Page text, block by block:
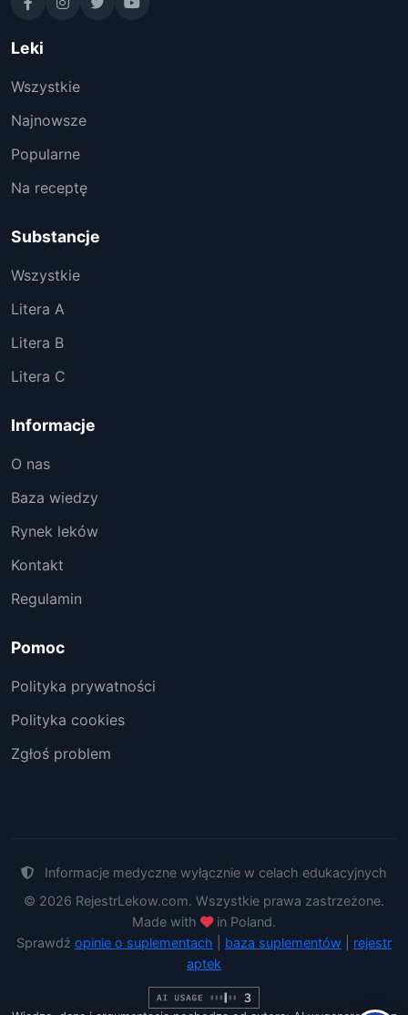
Leki
Wszystkie
Najnowsze
Popularne
Na receptę
Substancje
Wszystkie
Litera A
Litera B
Litera C
Informacje
O nas
Baza wiedzy
Rynek leków
Kontakt
Regulamin
Pomoc
Polityka prywatności
Polityka cookies
Zgłoś problem
Informacje medyczne wyłącznie w celach edukacyjnych
© 2026 RejestrLekow.com. Wszystkie prawa zastrzeżone.
Made with
in Poland.
Sprawdź opinie o suplementach baza suplementów
rejestr
aptek